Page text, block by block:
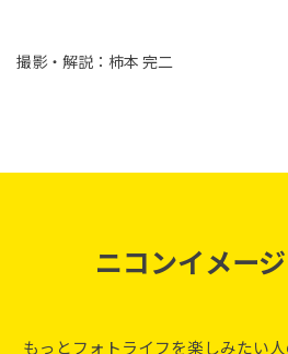
撮影・解説：柿本 完二
ニコンイメー
もっとフォトライフを楽しみたい人